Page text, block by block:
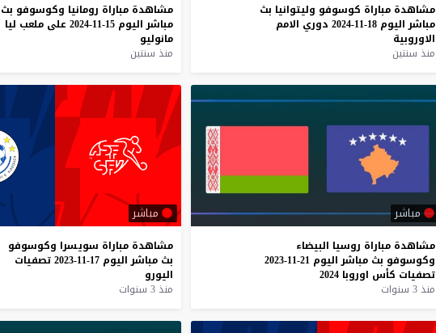
مشاهدة مباراة كوسوفو وليتوانيا بث
مباشر اليوم 18-11-2024 دوري الامم
الاوروبية
منذ سنتين
مشاهدة مباراة رومانيا وكوسوفو بث
مباشر اليوم 15-11-2024 على ملعب ليا
مانوليو
منذ سنتين
مباشر
مشاهدة مباراة روسيا البيضاء
وكوسوفو بث مباشر اليوم 21-11-2023
تصفيات كأس اوروبا 2024
منذ 3 سنوات
مباشر
مشاهدة مباراة سويسرا وكوسوفو
بث مباشر اليوم 17-11-2023
تصفيات
اليورو
منذ 3 سنوات